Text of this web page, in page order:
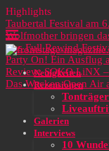
Highlights
Taubertal Festival am
Wolfmother bringen
Das Full Rewind
Party On! Ein Ausflug
Review: SOKO LiNX
Das Wacken Open Air
Neuigkeiten
Rezensionen
Tonträger
Galerien
Interviews
10